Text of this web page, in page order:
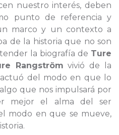
nuestro interés, deben
punto de referencia y
marco y un contexto a
de la historia que no son
la biografía de Ture
Rangström vivió de la
del modo en que lo
que nos impulsará por
mejor el alma del ser
modo en que se mueve,